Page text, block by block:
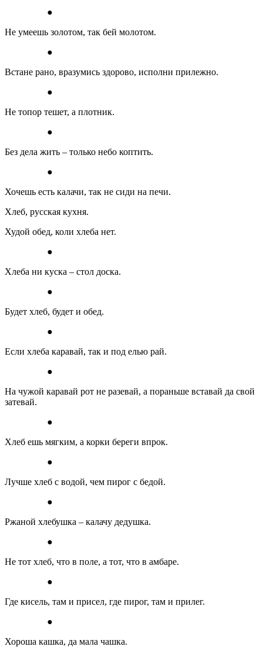
●
Не умеешь золотом, так бей молотом.
●
Встане рано, вразумись здорово, исполни прилежно.
●
Не топор тешет, а плотник.
●
Без дела жить – только небо коптить.
●
Хочешь есть калачи, так не сиди на печи.
Хлеб, русская кухня.
Худой обед, коли хлеба нет.
●
Хлеба ни куска – стол доска.
●
Будет хлеб, будет и обед.
●
Если хлеба каравай, так и под елью рай.
●
На чужой каравай рот не разевай, а пораньше вставай да свой
затевай.
●
Хлеб ешь мягким, а корки береги впрок.
●
Лучше хлеб с водой, чем пирог с бедой.
●
Ржаной хлебушка – калачу дедушка.
●
Не тот хлеб, что в поле, а тот, что в амбаре.
●
Где кисель, там и присел, где пирог, там и прилег.
●
Хороша кашка, да мала чашка.